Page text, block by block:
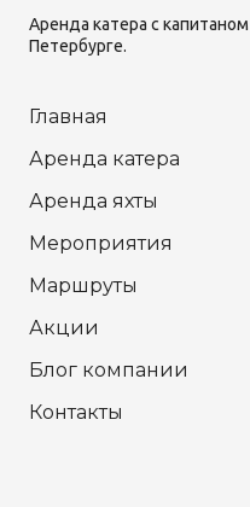
Аренда катера с
Петербурге.
Главная
Аренда катера
Аренда яхты
Мероприятия
Маршруты
Акции
Блог компании
Контакты